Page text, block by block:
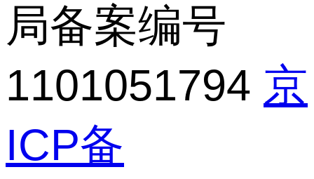
局备案编号
1101051794 京
ICP备